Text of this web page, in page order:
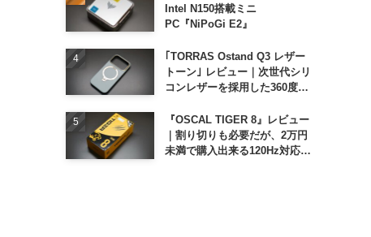
Intel N150搭載ミニ
PC『NiPoGi E2』
｢TORRAS Ostand Q3 レザー
トーン｣ レビュー｜次世代シリ
コンレザーを採用した360度回
『OSCAL TIGER 8』レビュー
｜割り切りも必要だが、2万円
未満で購入出来る120Hz対応大